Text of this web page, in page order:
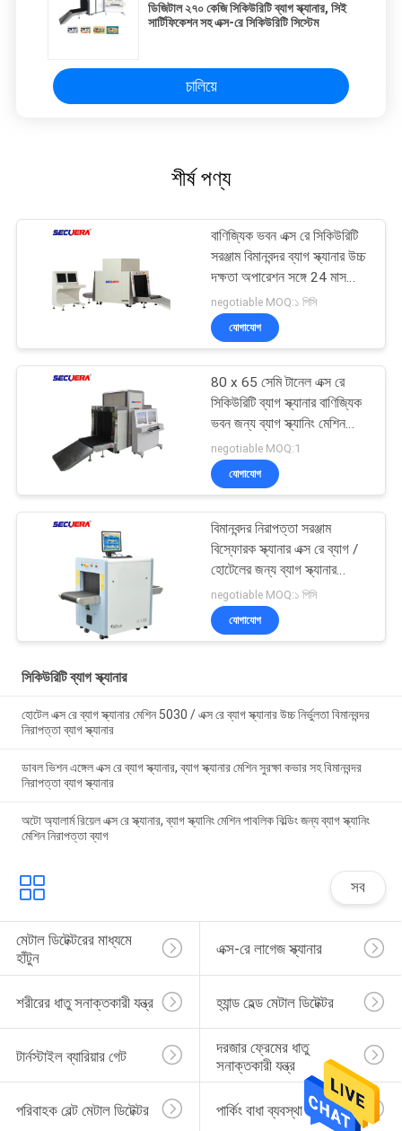
ডিজিটাল ২৭০ কেজি সিকিউরিটি ব্যাগ স্ক্যানার, সিই
সার্টিফিকেশন সহ এক্স-রে সিকিউরিটি সিস্টেম
চালিয়ে
শীর্ষ পণ্য
বাণিজ্যিক ভবন এক্স রে সিকিউরিটি
সরঞ্জাম বিমানবন্দর ব্যাগ স্ক্যানার উচ্চ
দক্ষতা অপারেশন সঙ্গে 24 মাস
ওয়ারেন্টি
negotiable MOQ:১ পিসি
যোগাযোগ
80 x 65 সেমি টানেল এক্স রে
সিকিউরিটি ব্যাগ স্ক্যানার বাণিজ্যিক
ভবন জন্য ব্যাগ স্ক্যানিং মেশিন
ব্যাগ স্ক্যানার
negotiable MOQ:1
যোগাযোগ
বিমানবন্দর নিরাপত্তা সরঞ্জাম
বিস্ফোরক স্ক্যানার এক্স রে ব্যাগ /
হোটেলের জন্য ব্যাগ স্ক্যানার
বিমানবন্দর নিরাপত্তা স্ক্যানার
negotiable MOQ:১ পিসি
যোগাযোগ
সিকিউরিটি ব্যাগ স্ক্যানার
হোটেল এক্স রে ব্যাগ স্ক্যানার মেশিন 5030 / এক্স রে ব্যাগ স্ক্যানার উচ্চ নির্ভুলতা বিমানবন্দর
নিরাপত্তা ব্যাগ স্ক্যানার
ডাবল ভিশন এঙ্গেল এক্স রে ব্যাগ স্ক্যানার, ব্যাগ স্ক্যানার মেশিন সুরক্ষা কভার সহ বিমানবন্দর
নিরাপত্তা ব্যাগ স্ক্যানার
অটো অ্যালার্ম রিয়েল এক্স রে স্ক্যানার, ব্যাগ স্ক্যানিং মেশিন পাবলিক বিল্ডিং জন্য ব্যাগ স্ক্যানিং
মেশিন নিরাপত্তা ব্যাগ
সব
মেটাল ডিটেক্টরের মাধ্যমে
হাঁটুন
এক্স-রে লাগেজ স্ক্যানার
শরীরের ধাতু সনাক্তকারী যন্ত্র হ্যান্ড হেল্ড মেটাল ডিটেক্টর
টার্নস্টাইল ব্যারিয়ার গেট
দরজার ফ্রেমের ধাতু
সনাক্তকারী যন্ত্র
পরিবাহক বেল্ট মেটাল ডিটেক্টর পার্কিং বাধা ব্যবস্থা